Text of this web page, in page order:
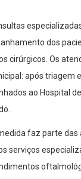
dos
cirúrgicos. Os
após triagem
ao Hospital
faz parte das
serviços